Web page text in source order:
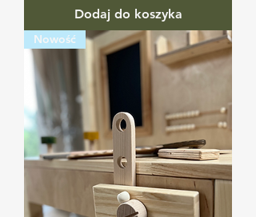
Dodaj do koszyka
Nowość